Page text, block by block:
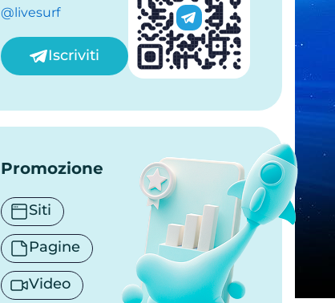
@livesurf
Iscriviti
Promozione
Siti
Pagine
Video